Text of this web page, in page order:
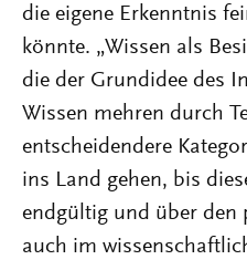
die eigene Erkenntnis
könnte. „Wissen als
die der Grundidee des
Wissen mehren durch
entscheidendere
ins Land gehen, bis
endgültig und über den
auch im